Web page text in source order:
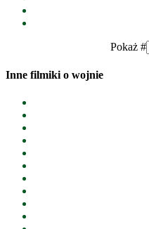
Pokaż #
Inne filmiki o wojnie